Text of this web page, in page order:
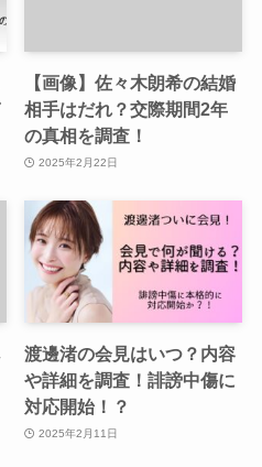
【画像】佐々木朗希の結婚
相手はだれ？交際期間2年
の真相を調査！
2025年2月22日
渡邊渚の会見はいつ？内容
や詳細を調査！誹謗中傷に
対応開始！？
2025年2月11日